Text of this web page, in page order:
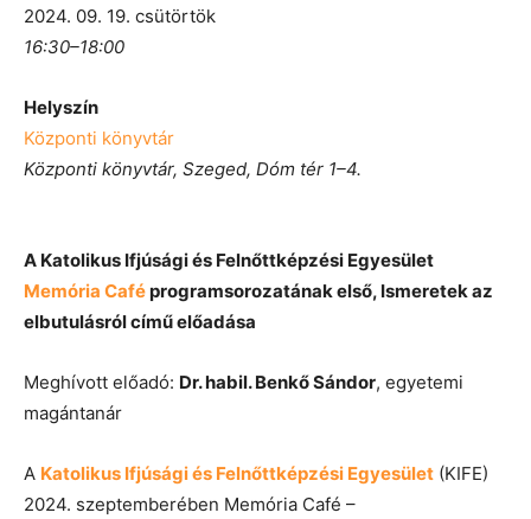
2024. 09. 19. csütörtök
16:30–18:00
Helyszín
Központi könyvtár
Központi könyvtár, Szeged, Dóm tér 1–4.
A Katolikus Ifjúsági és Felnőttképzési Egyesület
Memória Caféprogramsorozatának első, Ismeretek az
elbutulásról című előadása
Meghívott előadó: Dr. habil. Benkő Sándor, egyetemi
magántanár
A Katolikus Ifjúsági és Felnőttképzési Egyesület (KIFE)
2024. szeptemberében Memória Café –